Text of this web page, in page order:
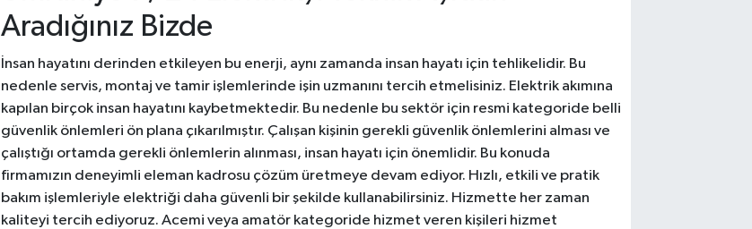
Aradığınız Bizde
İnsan hayatını derinden etkileyen bu enerji, aynı zamanda insan hayatı için tehlikelidir. Bu
nedenle servis, montaj ve tamir işlemlerinde işin uzmanını tercih etmelisiniz. Elektrik akımına
kapılan birçok insan hayatını kaybetmektedir. Bu nedenle bu sektör için resmi kategoride belli
güvenlik önlemleri ön plana çıkarılmıştır. Çalışan kişinin gerekli güvenlik önlemlerini alması ve
çalıştığı ortamda gerekli önlemlerin alınması, insan hayatı için önemlidir. Bu konuda
firmamızın deneyimli eleman kadrosu çözüm üretmeye devam ediyor. Hızlı, etkili ve pratik
bakım işlemleriyle elektriği daha güvenli bir şekilde kullanabilirsiniz. Hizmette her zaman
kaliteyi tercih ediyoruz. Acemi veya amatör kategoride hizmet veren kişileri hizmet